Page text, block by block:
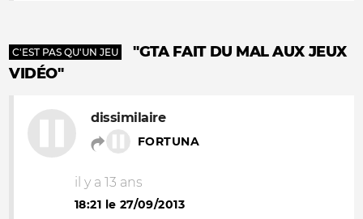
C'EST PAS QU'UN JEU
"GTA FAIT DU MAL AUX JEUX
VIDÉO"
dissimilaire
FORTUNA
il y a 13 ans
18:21 le 27/09/2013